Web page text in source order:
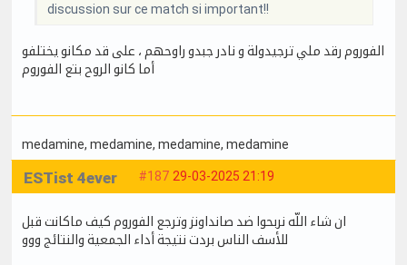
discussion sur ce match si important!!
الفوروم رقد ملي ترجيدولة و نادر جبدو راوحهم ، على قد مكانو يختلفو
أما كانو الروح بتع الفوروم
medamine, medamine, medamine, medamine
#187 29-03-2025 21:19
ESTist 4ever
ان شاء اللّه نربحوا ضد صانداونز وترجع الفوروم كيف ماكانت قبل
للأسف الناس بردت نتيجة أداء الجمعية والنتائج ووو